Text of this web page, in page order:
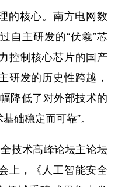
的核心。南方电网数
自主研发的“伏羲”芯
控制核心芯片的国产
研发的历史性跨越，
降低了对外部技术的
础稳定而可靠”。
技术高峰论坛主论坛
上，《人工智能安全